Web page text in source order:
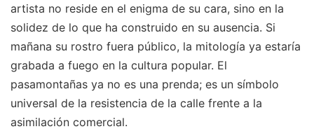
artista no reside en el enigma de su cara, sino en la
solidez de lo que ha construido en su ausencia. Si
mañana su rostro fuera público, la mitología ya estaría
grabada a fuego en la cultura popular. El
pasamontañas ya no es una prenda; es un símbolo
universal de la resistencia de la calle frente a la
asimilación comercial.